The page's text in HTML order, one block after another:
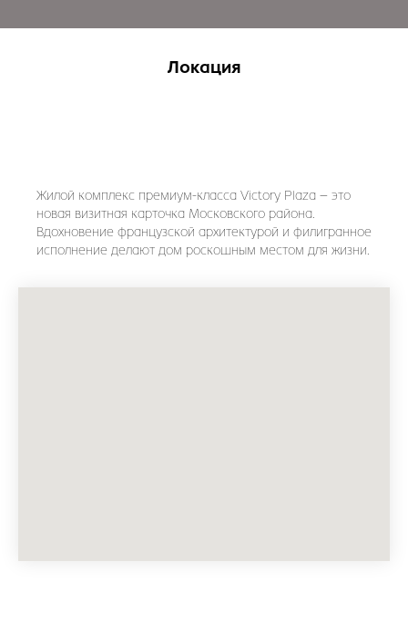
Локация
Жилой комплекс премиум-класса Victory Plaza – это
новая визитная карточка Московского района.
Вдохновение французской архитектурой и филигранное
исполнение делают дом роскошным местом для жизни.
носит исключительно информационный
© 2025 Clévo. Все права защищены